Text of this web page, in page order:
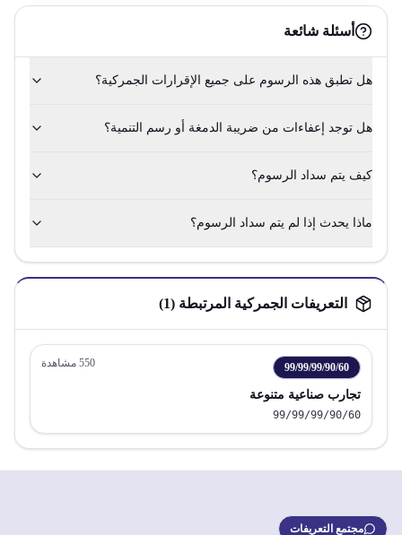
أسئلة شائعة
هل تطبق هذه الرسوم على جميع الإقرارات الجمركية؟
هل توجد إعفاءات من ضريبة الدمغة أو رسم التنمية؟
كيف يتم سداد الرسوم؟
ماذا يحدث إذا لم يتم سداد الرسوم؟
التعريفات الجمركية المرتبطة (1
)
99/99/99/90/60
550 مشاهدة
تجارب صناعية متنوعة
99/99/99/90/60
مجتمع التعريفات